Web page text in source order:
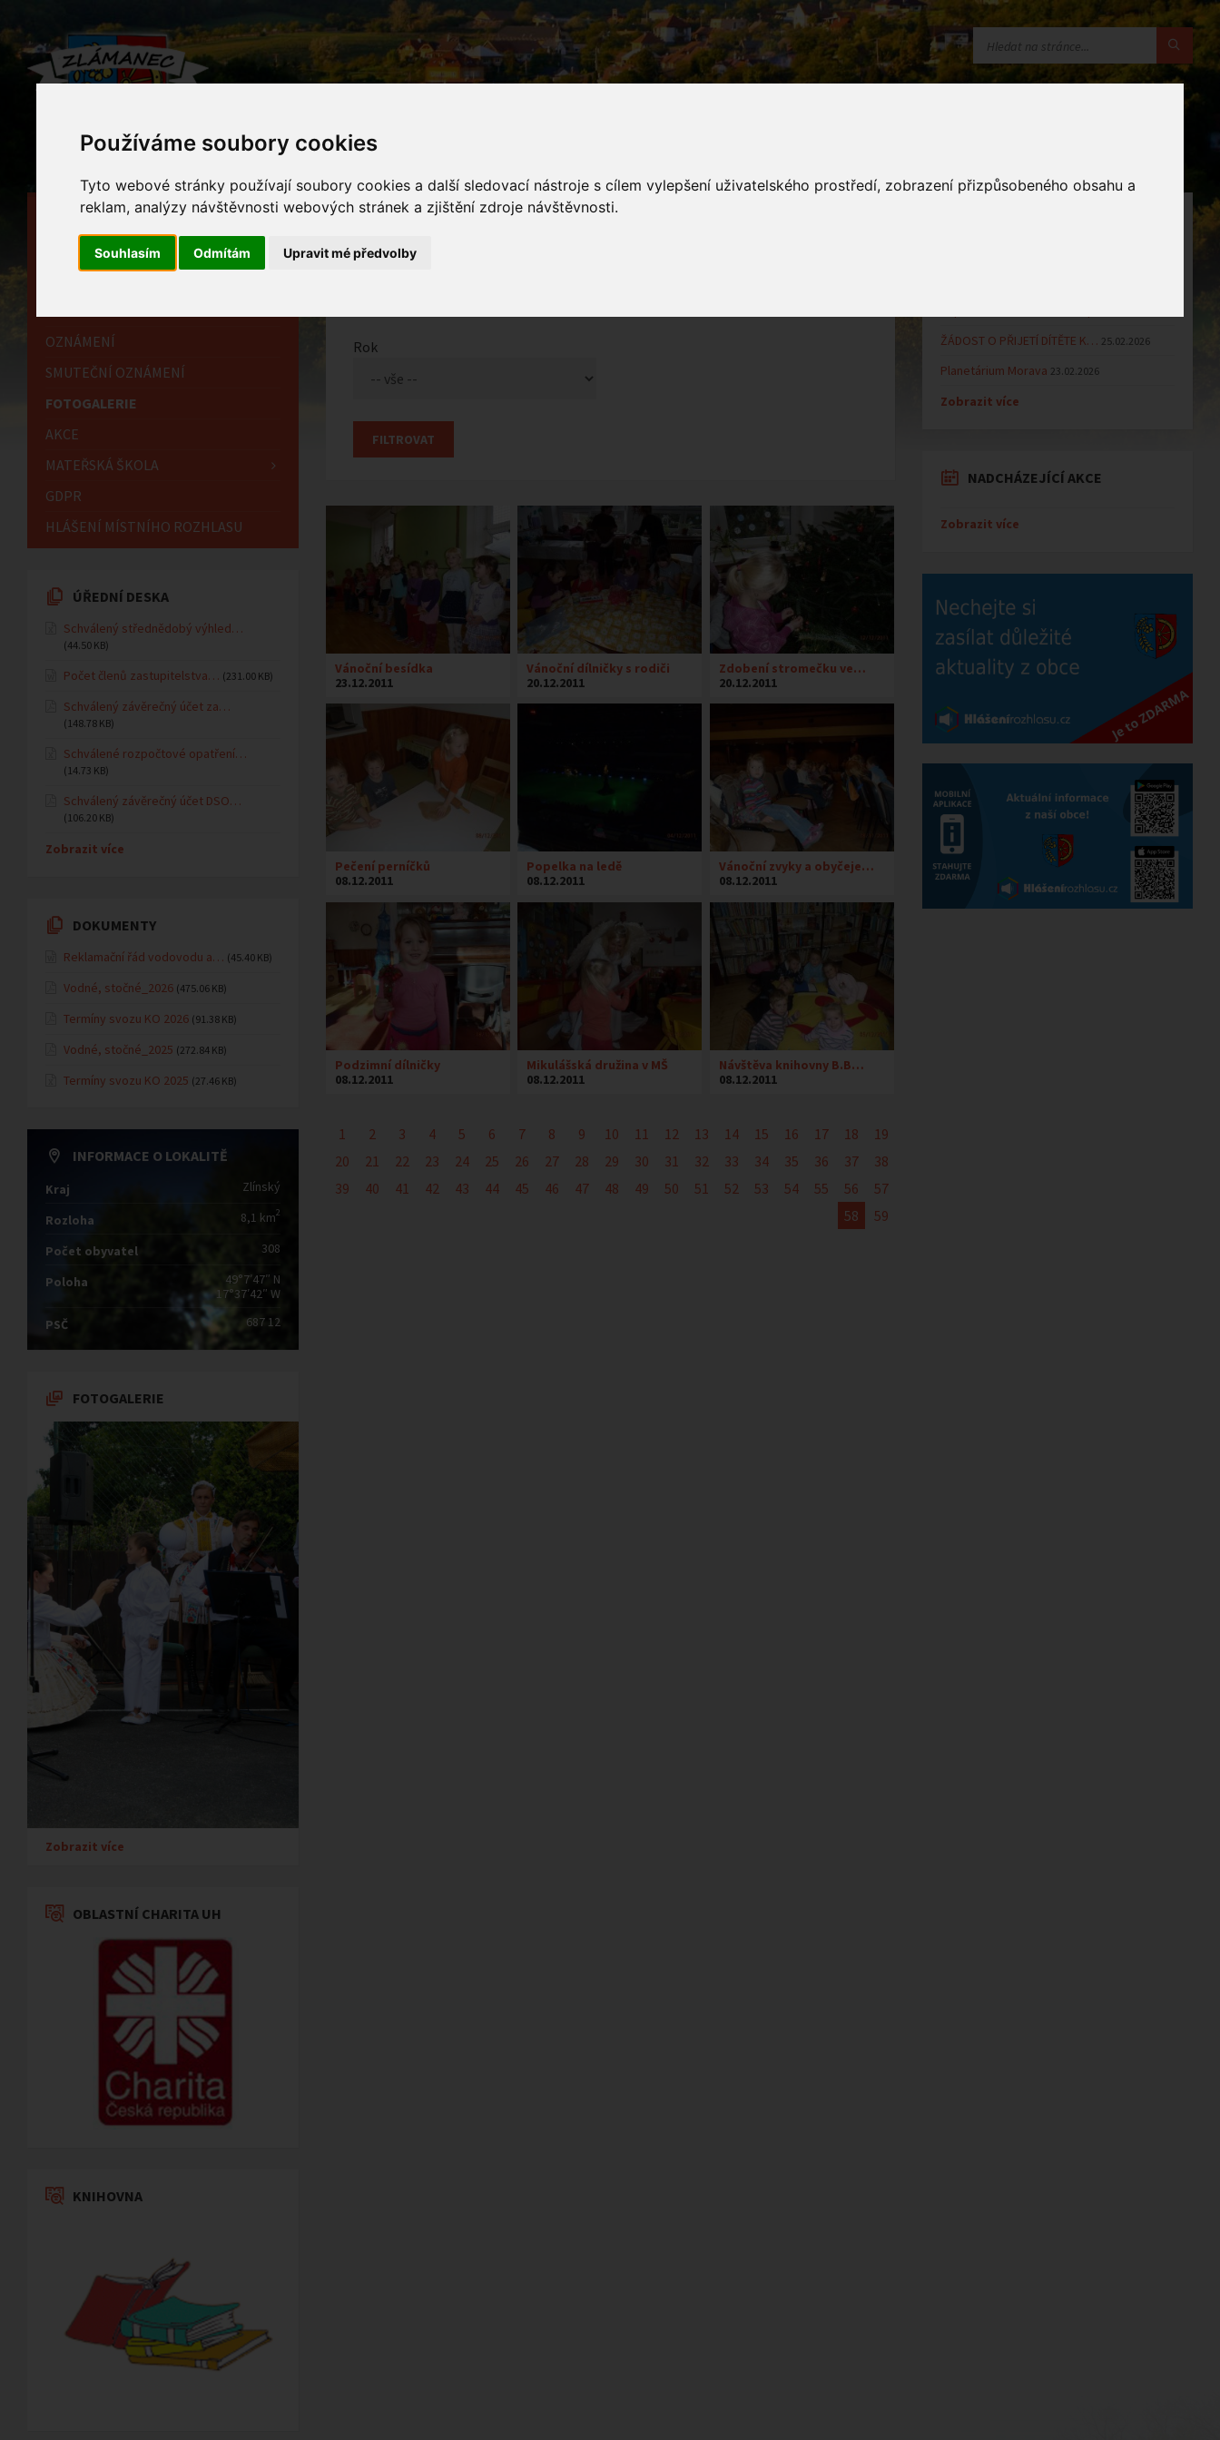
Používáme soubory cookies
Tyto webové stránky používají soubory cookies a další sledovací nástroje s cílem vylepšení uživatelského prostředí, zobrazení přizpůsobeného obsahu a
reklam, analýzy návštěvnosti webových stránek a zjištění zdroje návštěvnosti.
Souhlasím Odmítám Upravit mé předvolby
Rok
Vánoční besídka
23.12.2011
Vánoční dílničky s rodiči
20.12.2011
Zdobení stromečku ve…
20.12.2011
Pečení perníčků
08.12.2011
Popelka na ledě
08.12.2011
Vánoční zvyky a obyčeje…
08.12.2011
Podzimní dílničky
08.12.2011
Mikulášská družina v MŠ
08.12.2011
Návštěva knihovny B.B…
08.12.2011
1 2 3 4 5 6 7 8 9 10 11 12 13 14 15 16 17 18
19
20
21 22 23 24 25 26 27 28 29 30 31 32 33 34 35 36 37
38
39
40 41 42 43 44 45 46 47 48 49 50 51 52 53 54 55 56
57
58
59
HLAVNÍ STRÁNKA
OBECNÍ ÚŘAD
OZNÁMENÍ
SMUTEČNÍ OZNÁMENÍ
FOTOGALERIE
AKCE
MATEŘSKÁ ŠKOLA
GDPR
HLÁŠENÍ MÍSTNÍHO ROZHLASU
ÚŘEDNÍ DESKA
Schválený střednědobý výhled…
(44.50 KB)
Počet členů zastupitelstva… (231.00 KB)
Schválený závěrečný účet za…
(148.78 KB)
Schválené rozpočtové opatření…
(14.73 KB)
Schválený závěrečný účet DSO…
(106.20 KB)
Zobrazit více
DOKUMENTY
Reklamační řád vodovodu a… (45.40 KB)
Vodné, stočné_2026 (475.06 KB)
Termíny svozu KO 2026 (91.38 KB)
Vodné, stočné_2025 (272.84 KB)
Termíny svozu KO 2025 (27.46 KB)
INFORMACE O LOKALITĚ
Kraj Zlínský
Rozloha 8,1 km2
Počet obyvatel 308
Poloha
49°7′47″ N
17°37′42″ W
PSČ
687 12
FOTOGALERIE
Zobrazit více
OBLASTNÍ CHARITA UH
KNIHOVNA
ŽÁDOST O PŘIJETÍ DÍTĚTE K… 25.02.2026
Planetárium Morava 23.02.2026
Zobrazit více
NADCHÁZEJÍCÍ AKCE
Zobrazit více